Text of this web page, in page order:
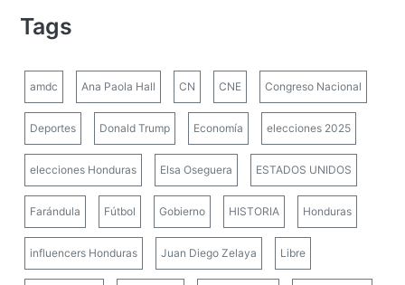
Tags
amdc Ana Paola Hall CN CNE Congreso Nacional
Deportes Donald Trump Economía elecciones 2025
elecciones Honduras Elsa Oseguera ESTADOS UNIDOS
Farándula Fútbol Gobierno HISTORIA Honduras
influencers Honduras Juan Diego Zelaya Libre